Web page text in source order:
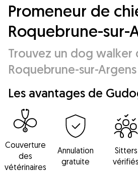
Promeneur de
Roquebrune-sur-
Trouvez un dog walker
Roquebrune-sur-Argens
Les avantages de
Couverture
des
vétérinaires
Annulation
gratuite
Sitters
vérifiés